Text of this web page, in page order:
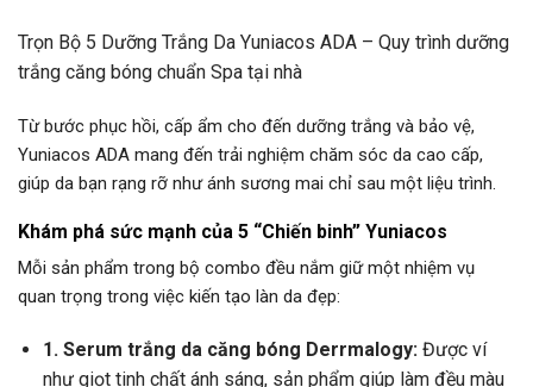
Trọn Bộ 5 Dưỡng Trắng Da Yuniacos ADA – Quy trình dưỡng
trắng căng bóng chuẩn Spa tại nhà
Từ bước phục hồi, cấp ẩm cho đến dưỡng trắng và bảo vệ,
Yuniacos ADA mang đến trải nghiệm chăm sóc da cao cấp,
giúp da bạn rạng rỡ như ánh sương mai chỉ sau một liệu trình.
Khám phá sức mạnh của 5 “Chiến binh” Yuniacos
Mỗi sản phẩm trong bộ combo đều nắm giữ một nhiệm vụ
quan trọng trong việc kiến tạo làn da đẹp:
1. Serum trắng da căng bóng Derrmalogy:Được ví
như giọt tinh chất ánh sáng, sản phẩm giúp làm đều màu